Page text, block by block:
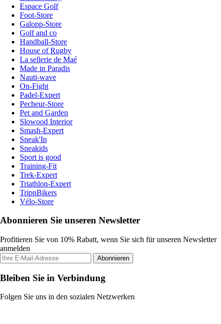
Espace Golf
Foot-Store
Galopp-Store
Golf and co
Handball-Store
House of Rugby
La sellerie de Maé
Made in Paradis
Nauti-wave
On-Fight
Padel-Expert
Pecheur-Store
Pet and Garden
Slowood Interior
Smash-Expert
Sneak'In
Sneakids
Sport is good
Training-Fit
Trek-Expert
Triathlon-Expert
TripnBikers
Vélo-Store
Abonnieren Sie unseren Newsletter
Profitieren Sie von 10% Rabatt, wenn Sie sich für unseren Newsletter
anmelden
Abonnieren
Bleiben Sie in Verbindung
Folgen Sie uns in den sozialen Netzwerken